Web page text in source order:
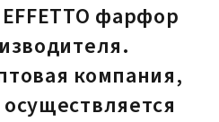
фарфор
компания,